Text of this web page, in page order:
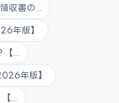
収書の...
年版】
...
年版】
...